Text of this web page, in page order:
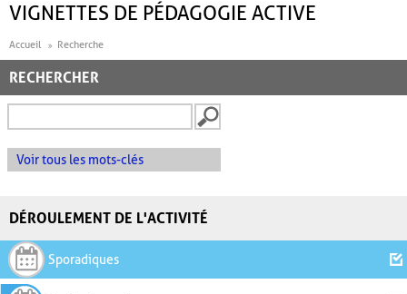
VIGNETTES DE PÉDAGOGIE ACTIVE
Accueil Recherche
RECHERCHER
Voir tous les mots-clés
DÉROULEMENT DE L'ACTIVITÉ
Sporadiques